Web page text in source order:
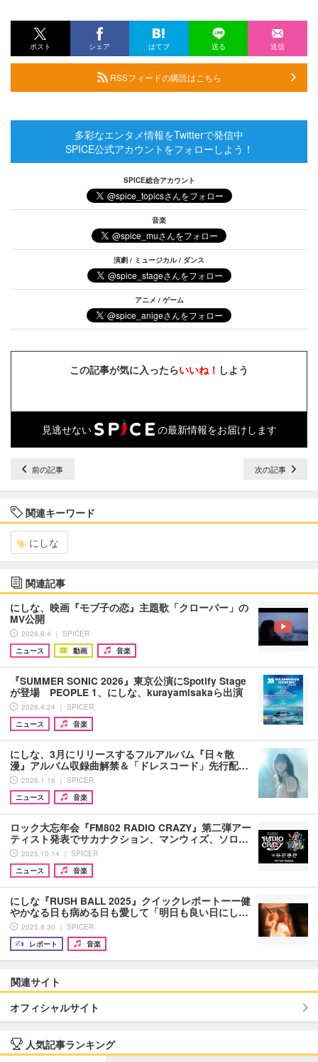
ポスト シェア はてブ 送る 送信
RSSフィードの購読はこちら
多彩なエンタメ情報をTwitterで発信中
SPICE公式アカウントをフォローしよう！
SPICE総合アカウント
音楽
演劇 / ミュージカル / ダンス
アニメ / ゲーム
この記事が気に入ったらいいね！ しよう
見逃せない の最新情報をお届けします
前の記事 次の記事
関連キーワード
にしな
関連記事
にしな、映画『モブ子の恋』主題歌「クローバー」の
MV公開
2026.6.4 ｜ SPICER
ニュース
動画 音楽
『SUMMER SONIC 2026』東京公演にSpotify Stage
が登場 PEOPLE 1、にしな、kurayamisakaら出演
2026.4.24 ｜ SPICER
ニュース
音楽
にしな、3月にリリースするフルアルバム『日々散
漫』アルバム収録曲解禁＆「ドレスコード」先行配…
2026.1.16 ｜ SPICER
ニュース
音楽
ロック大忘年会『FM802 RADIO CRAZY』第二弾アー
ティスト発表でサカナクション、マンウィズ、ソロ…
2025.10.14 ｜ SPICER
ニュース
音楽
にしな『RUSH BALL 2025』クイックレポートーー健
やかなる日も病める日も愛して「明日も良い日にし…
2025.8.30 ｜ SPICER
レポート
音楽
関連サイト
オフィシャルサイト
人気記事ランキング